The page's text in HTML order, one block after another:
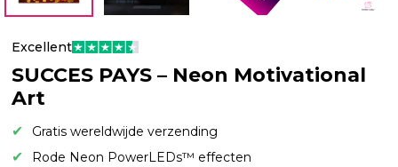
Excellent
SUCCES PAYS – Neon Motivational
Art
Gratis wereldwijde verzending
Rode Neon PowerLEDs™ effecten